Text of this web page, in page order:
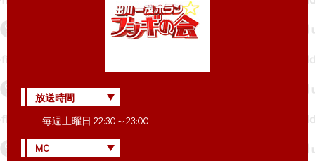
放送時間
毎週土曜日 22:30～23:00
MC